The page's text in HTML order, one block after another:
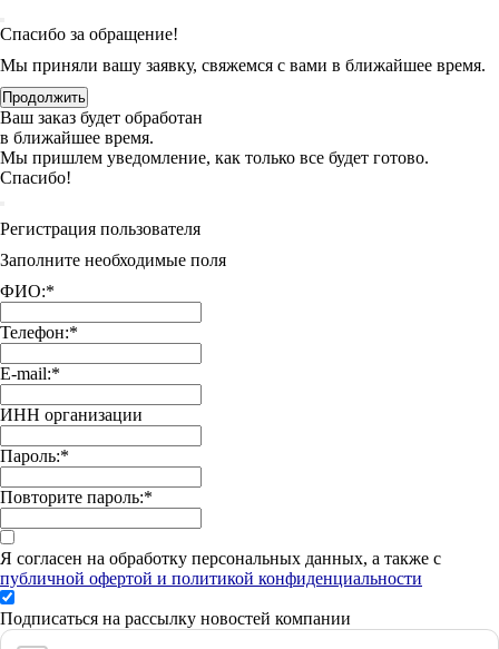
Спасибо за обращение!
Мы приняли вашу заявку, свяжемся с вами в ближайшее время.
Продолжить
Ваш заказ будет обработан
в ближайшее время.
Мы пришлем уведомление, как только все будет готово.
Спасибо!
Регистрация пользователя
Заполните необходимые поля
ФИО:*
Телефон:*
E-mail:*
ИНН организации
Пароль:*
Повторите пароль:*
Я согласен на обработку персональных данных, а также с
публичной офертой и политикой конфиденциальности
Подписаться на рассылку новостей компании